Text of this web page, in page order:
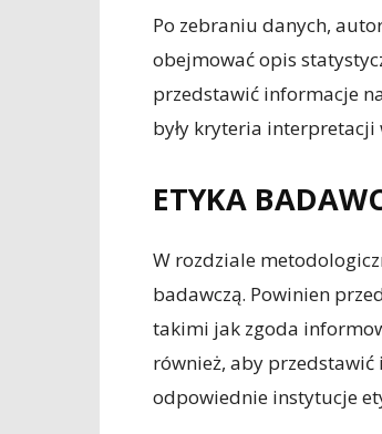
Po zebraniu danych,
obejmować opis
przedstawić informacje
były kryteria interpretacji
ETYKA
W rozdziale
badawczą. Powinien
takimi jak zgoda
również, aby
odpowiednie instytucje